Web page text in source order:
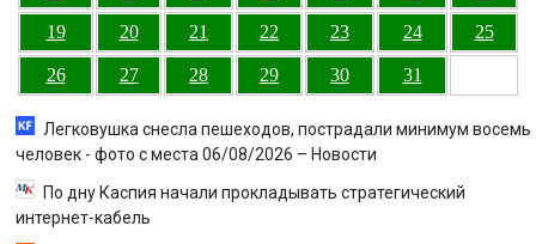
19 20 21 22 23 24 25
26 27 28 29 30 31
Легковушка снесла пешеходов, пострадали минимум восемь
человек - фото с места 06/08/2026 – Новости
По дну Каспия начали прокладывать стратегический
интернет-кабель